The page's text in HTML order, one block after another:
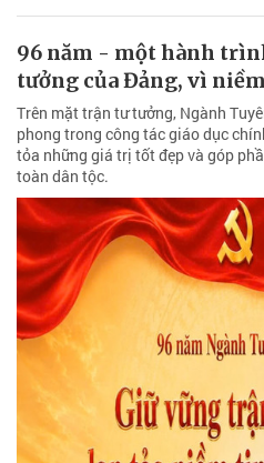
96 năm - một hành
tưởng của Đảng, vì
Trên mặt trận tư tưởng, Ngành
phong trong công tác giáo dục
tỏa những giá trị tốt đẹp và góp
toàn dân tộc.